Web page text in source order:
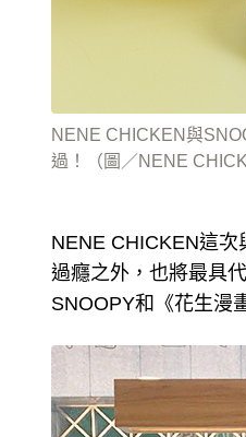
NENE CHICKEN與
過！（圖／NENE
NENE CHICKEN這
過癮之外，也將最具
SNOOPY和《花生漫